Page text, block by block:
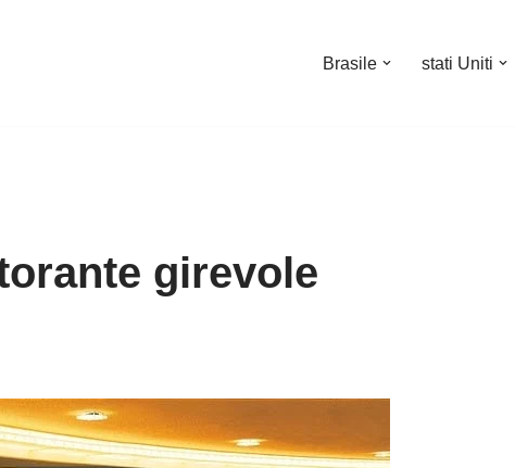
Brasile stati Uniti
girevole